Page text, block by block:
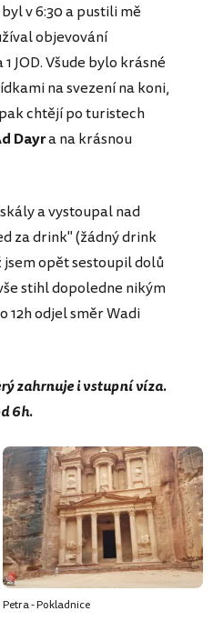
v 6:30 a pustili mě
objevování
JOD. Všude bylo krásné
na svezení na koni,
chtějí po turistech
Dayra na krásnou
a vystoupal nad
za drink" (žádný drink
opět sestoupil dolů
stihl dopoledne nikým
12h odjel směr Wadi
zahrnuje i vstupní víza.
6h.
Petra - Pokladnice